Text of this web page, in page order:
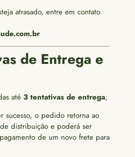
atrasado, entre em contato
de Entrega e
até 3 tentativas de entrega;
sucesso, o pedido retorna ao
distribuição e poderá ser
de um novo frete para